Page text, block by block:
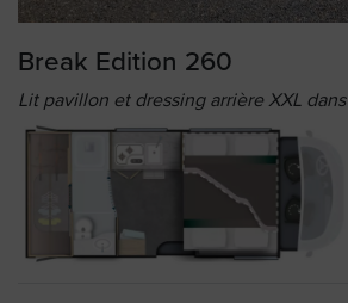
Break Edition 260
Lit pavillon et dressing arrière XXL